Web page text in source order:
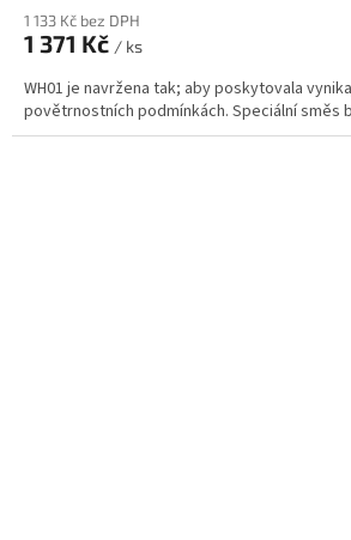
1 133 Kč bez DPH
1 371 Kč / ks
WH01 je navržena tak; aby poskytovala
povětrnostních podmínkách. Speciální směs